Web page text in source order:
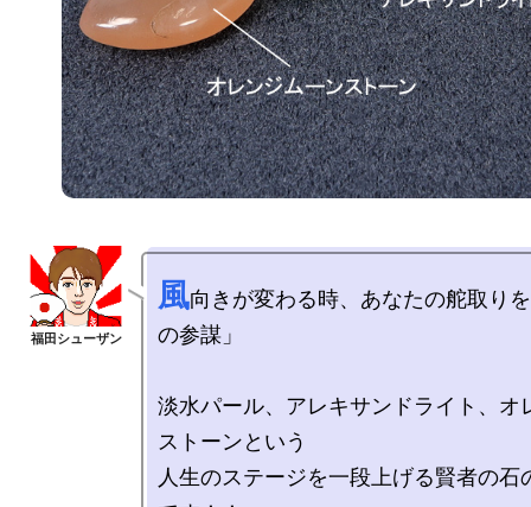
風向きが変わる時、あなたの舵取り
の参謀」
淡水パール、アレキサンドライト、オ
ストーンという
人生のステージを一段上げる賢者の石